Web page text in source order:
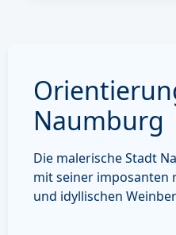
Naumburg
Die malerische Stadt
mit seiner imposanten
und idyllischen